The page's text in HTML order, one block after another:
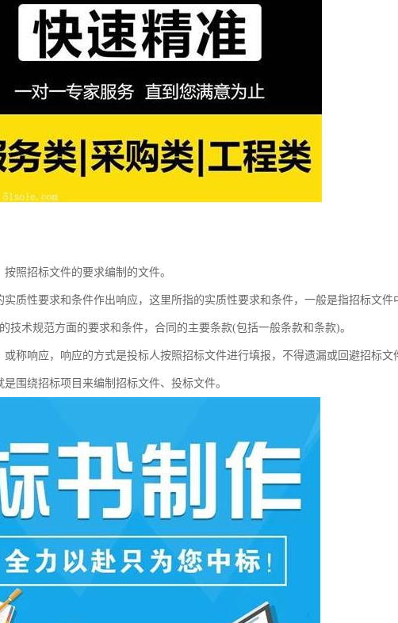
照招标文件的要求编制的文件。
质性要求和条件作出响应，这里所指的实质性要求和条件，一般是指招标文件
技术规范方面的要求和条件，合同的主要条款(包括一般条款和条款)。
称响应，响应的方式是投标人按照招标文件进行填报，不得遗漏或回避招标文
围绕招标项目来编制招标文件、投标文件。